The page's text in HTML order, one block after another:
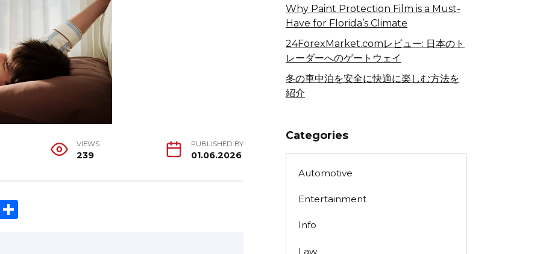
VIEWS
239
PUBLISHED BY
01.06.2026
Why Paint Protection Film is a Must-
Have for Florida’s Climate
24ForexMarket.comレビュー: 日本のト
レーダーへのゲートウェイ
冬の車中泊を安全に快適に楽しむ方法を
紹介
Categories
Automotive
Entertainment
Info
Law